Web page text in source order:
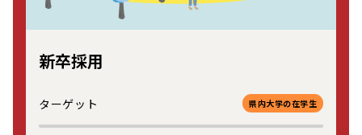
新卒採用
ターゲット 県内大学の在学生